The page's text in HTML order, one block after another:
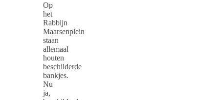
Op
het
Rabbijn
Maarsenplein
staan
allemaal
houten
beschilderde
bankjes.
Nu
ja,